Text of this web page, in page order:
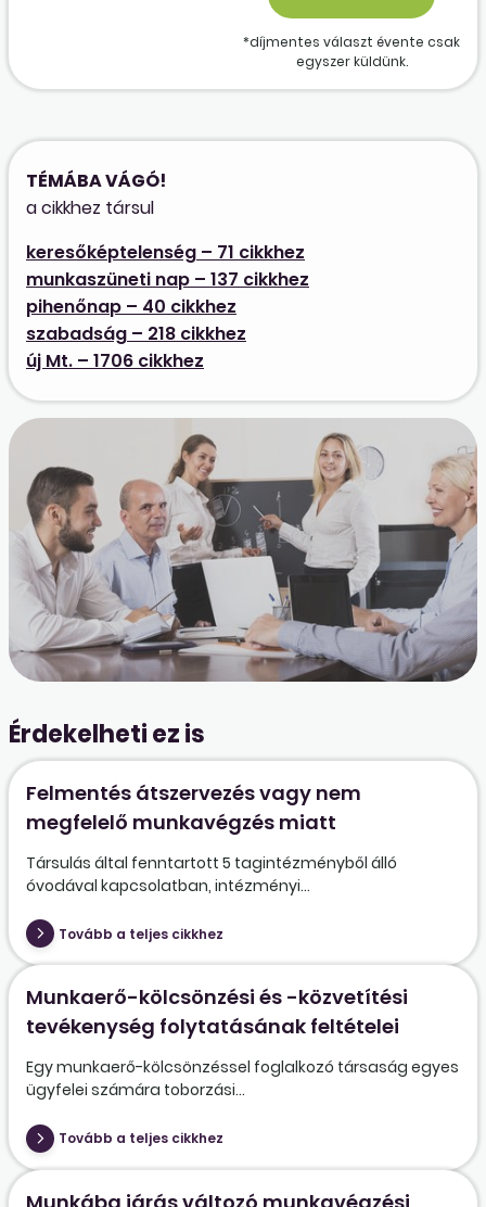
*díjmentes választ évente csak
egyszer küldünk.
TÉMÁBA VÁGÓ!
a cikkhez társul
keresőképtelenség – 71 cikkhez
munkaszüneti nap – 137 cikkhez
pihenőnap – 40 cikkhez
szabadság – 218 cikkhez
új Mt. – 1706 cikkhez
Érdekelheti ez is
Felmentés átszervezés vagy nem
megfelelő munkavégzés miatt
Társulás által fenntartott 5 tagintézményből álló
óvodával kapcsolatban, intézményi...
Tovább a teljes cikkhez
Munkaerő-kölcsönzési és -közvetítési
tevékenység folytatásának feltételei
Egy munkaerő-kölcsönzéssel foglalkozó társaság egyes
ügyfelei számára toborzási...
Tovább a teljes cikkhez